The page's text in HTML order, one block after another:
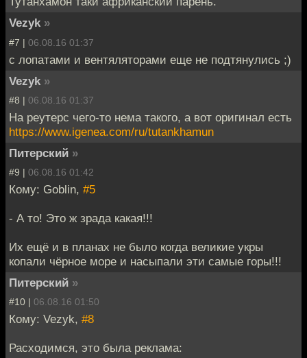
Vezyk »
#7 | 06.08.16 01:37
с лопатами и вентяляторами еще не подтянулись ;)
Vezyk »
#8 | 06.08.16 01:37
На реутерс чего-то нема такого, а вот оригинал есть
https://www.igenea.com/ru/tutankhamun
Питерский »
#9 | 06.08.16 01:42
Кому: Goblin, #5
- А то! Это ж зрада какая!!!
Их ещё и в планах не было когда великие укры
копали чёрное море и насыпали эти самые горы!!!
Питерский »
#10 | 06.08.16 01:50
Кому: Vezyk, #8
Расходимся, это была реклама: